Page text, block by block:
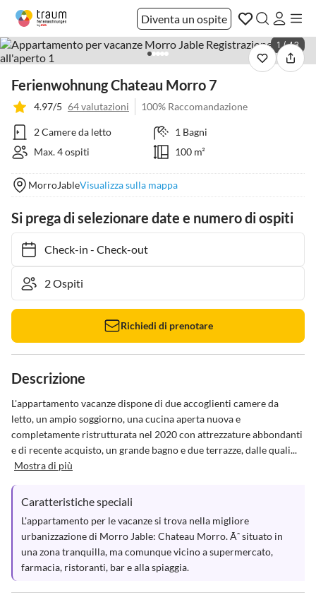
Diventa un ospite
1 / 43
Ferienwohnung Chateau Morro 7
4.97/5 64 valutazioni 100% Raccomandazione
2 Camere da letto
1 Bagni
Max. 4 ospiti
100 m²
MorroJableVisualizza sulla mappa
Si prega di selezionare date e numero di ospiti
Check-in- Check-out
Richiedi di prenotare
Descrizione
L'appartamento vacanze dispone di due accoglienti camere da
letto, un ampio soggiorno, una cucina aperta nuova e
completamente ristrutturata nel 2020 con attrezzature abbondanti
e di recente acquisto, un grande bagno e due terrazze, dalle quali...
Mostra di più
Caratteristiche speciali
L'appartamento per le vacanze si trova nella migliore
urbanizzazione di Morro Jable: Chateau Morro. Ãˆ situato in
una zona tranquilla, ma comunque vicino a supermercato,
farmacia, ristoranti, bar e alla spiaggia.